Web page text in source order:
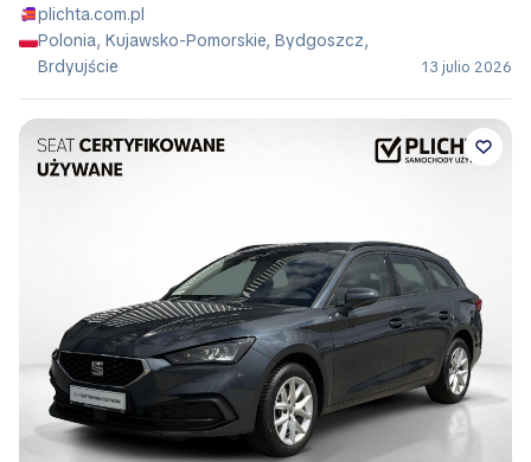
plichta.com.pl
Polonia, Kujawsko-Pomorskie, Bydgoszcz,
Brdyujście
13 julio 2026